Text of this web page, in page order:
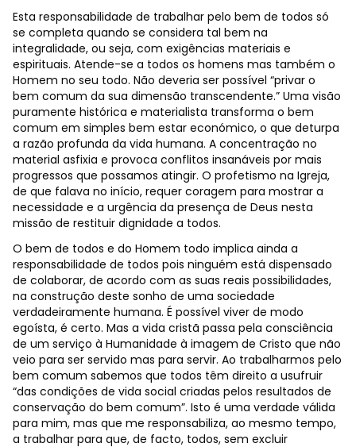
Esta responsabilidade de trabalhar pelo bem de todos só
se completa quando se considera tal bem na
integralidade, ou seja, com exigências materiais e
espirituais. Atende-se a todos os homens mas também o
Homem no seu todo. Não deveria ser possível “privar o
bem comum da sua dimensão transcendente.” Uma visão
puramente histórica e materialista transforma o bem
comum em simples bem estar económico, o que deturpa
a razão profunda da vida humana. A concentração no
material asfixia e provoca conflitos insanáveis por mais
progressos que possamos atingir. O profetismo na Igreja,
de que falava no início, requer coragem para mostrar a
necessidade e a urgência da presença de Deus nesta
missão de restituir dignidade a todos.
O bem de todos e do Homem todo implica ainda a
responsabilidade de todos pois ninguém está dispensado
de colaborar, de acordo com as suas reais possibilidades,
na construção deste sonho de uma sociedade
verdadeiramente humana. É possível viver de modo
egoísta, é certo. Mas a vida cristã passa pela consciência
de um serviço à Humanidade à imagem de Cristo que não
veio para ser servido mas para servir. Ao trabalharmos pelo
bem comum sabemos que todos têm direito a usufruir
“das condições de vida social criadas pelos resultados de
conservação do bem comum”. Isto é uma verdade válida
para mim, mas que me responsabiliza, ao mesmo tempo,
a trabalhar para que, de facto, todos, sem excluir